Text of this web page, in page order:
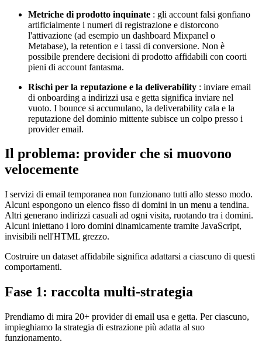
Metriche di prodotto inquinate : gli account falsi gonfiano
artificialmente i numeri di registrazione e distorcono
l'attivazione (ad esempio un dashboard Mixpanel o
Metabase), la retention e i tassi di conversione. Non è
possibile prendere decisioni di prodotto affidabili con coorti
pieni di account fantasma.
Rischi per la reputazione e la deliverability : inviare email
di onboarding a indirizzi usa e getta significa inviare nel
vuoto. I bounce si accumulano, la deliverability cala e la
reputazione del dominio mittente subisce un colpo presso i
provider email.
Il problema: provider che si muovono
velocemente
I servizi di email temporanea non funzionano tutti allo stesso modo.
Alcuni espongono un elenco fisso di domini in un menu a tendina.
Altri generano indirizzi casuali ad ogni visita, ruotando tra i domini.
Alcuni iniettano i loro domini dinamicamente tramite JavaScript,
invisibili nell'HTML grezzo.
Costruire un dataset affidabile significa adattarsi a ciascuno di questi
comportamenti.
Fase 1: raccolta multi-strategia
Prendiamo di mira 20+ provider di email usa e getta. Per ciascuno,
impieghiamo la strategia di estrazione più adatta al suo
funzionamento.